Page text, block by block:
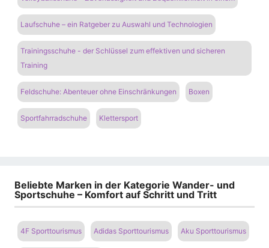
Laufschuhe – ein Ratgeber zu Auswahl und Technologien
Trainingsschuhe - der Schlüssel zum effektiven und sicheren
Training
Feldschuhe: Abenteuer ohne Einschränkungen Boxen
Sportfahrradschuhe Klettersport
Beliebte Marken in der Kategorie Wander- und
Sportschuhe – Komfort auf Schritt und Tritt
4F Sporttourismus Adidas Sporttourismus Aku Sporttourismus